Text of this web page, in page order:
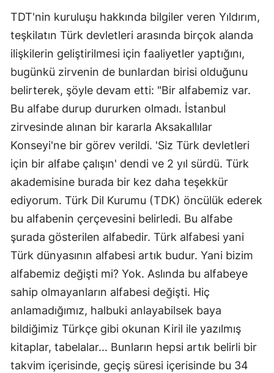
TDT'nin kuruluşu hakkında bilgiler veren Yıldırım,
teşkilatın Türk devletleri arasında birçok alanda
ilişkilerin geliştirilmesi için faaliyetler yaptığını,
bugünkü zirvenin de bunlardan birisi olduğunu
belirterek, şöyle devam etti: "Bir alfabemiz var.
Bu alfabe durup dururken olmadı. İstanbul
zirvesinde alınan bir kararla Aksakallılar
Konseyi'ne bir görev verildi. 'Siz Türk devletleri
için bir alfabe çalışın' dendi ve 2 yıl sürdü. Türk
akademisine burada bir kez daha teşekkür
ediyorum. Türk Dil Kurumu (TDK) öncülük ederek
bu alfabenin çerçevesini belirledi. Bu alfabe
şurada gösterilen alfabedir. Türk alfabesi yani
Türk dünyasının alfabesi artık budur. Yani bizim
alfabemiz değişti mi? Yok. Aslında bu alfabeye
sahip olmayanların alfabesi değişti. Hiç
anlamadığımız, halbuki anlayabilsek baya
bildiğimiz Türkçe gibi okunan Kiril ile yazılmış
kitaplar, tabelalar... Bunların hepsi artık belirli bir
takvim içerisinde, geçiş süresi içerisinde bu 34